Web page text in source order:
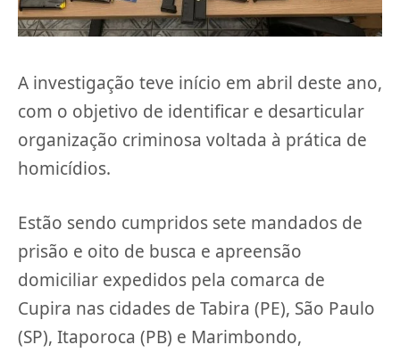
A investigação teve início em abril deste ano,
com o objetivo de identificar e desarticular
organização criminosa voltada à prática de
homicídios.
Estão sendo cumpridos sete mandados de
prisão e oito de busca e apreensão
domiciliar expedidos pela comarca de
Cupira nas cidades de Tabira (PE), São Paulo
(SP), Itaporoca (PB) e Marimbondo,